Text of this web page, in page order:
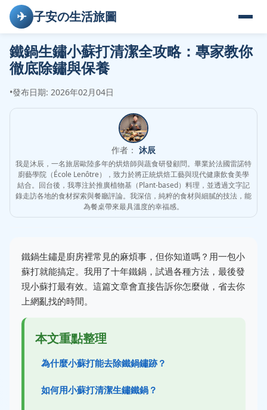
✈ 子安の生活旅圖
鐵鍋生鏽小蘇打清潔全攻略：專家教你
徹底除鏽與保養
•發布日期: 2026年02月04日
作者： 沐辰
我是沐辰，一名旅居歐陸多年的烘焙師與蔬食研發顧問。畢業於法國雷諾特
廚藝學院（École Lenôtre），致力於將正統烘焙工藝與現代健康飲食美學
結合。回台後，我專注於推廣植物基（Plant-based）料理，並透過文字記
錄走訪各地的食材探索與餐廳評論。我深信，純粹的食材與細膩的技法，能
為餐桌帶來最具溫度的幸福感。
鐵鍋生鏽是廚房裡常見的麻煩事，但你知道嗎？用一包小
蘇打就能搞定。我用了十年鐵鍋，試過各種方法，最後發
現小蘇打最有效。這篇文章會直接告訴你怎麼做，省去你
上網亂找的時間。
本文重點整理
為什麼小蘇打能去除鐵鍋鏽跡？
如何用小蘇打清潔生鏽鐵鍋？